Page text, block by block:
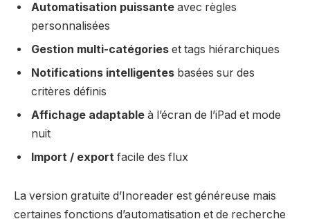
Automatisation puissante avec règles
personnalisées
Gestion multi-catégories et tags hiérarchiques
Notifications intelligentes basées sur des
critères définis
Affichage adaptable à l’écran de l’iPad et mode
nuit
Import / export facile des flux
La version gratuite d’Inoreader est généreuse mais
certaines fonctions d’automatisation et de recherche